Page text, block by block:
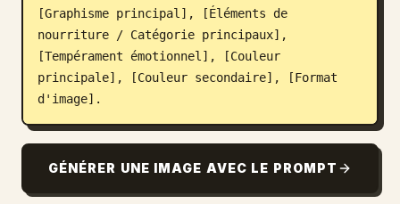
[Graphisme principal], [Éléments de
nourriture / Catégorie principaux],
[Tempérament émotionnel], [Couleur
principale], [Couleur secondaire], [Format
d'image].
GÉNÉRER UNE IMAGE AVEC LE PROMPT